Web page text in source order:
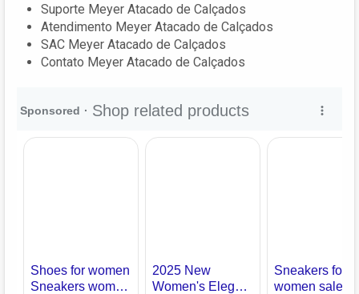
Suporte Meyer Atacado de Calçados
Atendimento Meyer Atacado de Calçados
SAC Meyer Atacado de Calçados
Contato Meyer Atacado de Calçados